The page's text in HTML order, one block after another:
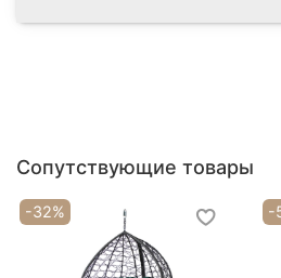
является самой мощьной и
долговечной.
Допустимая
качели 300 кг, в сумме они
зеленого цвета
Сопутствующие товары
-32% -